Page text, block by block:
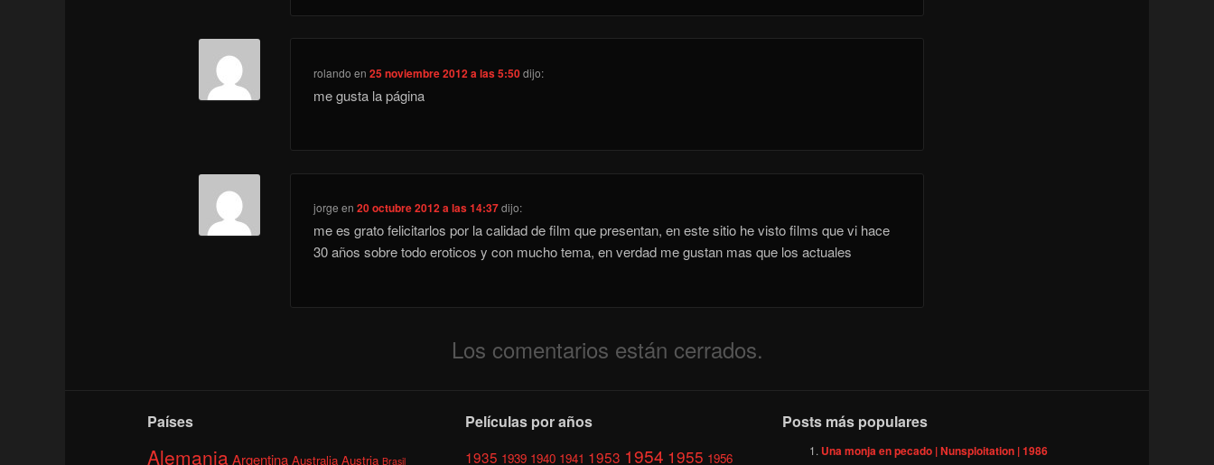
rolando en 25 noviembre 2012 a las 5:50dijo:
me gusta la página
jorge en 20 octubre 2012 a las 14:37dijo:
me es grato felicitarlos por la calidad de film que presentan, en este sitio he visto films que vi hace
30 años sobre todo eroticos y con mucho tema, en verdad me gustan mas que los actuales
Los comentarios están cerrados.
Países
AlemaniaArgentina Australia Austria Brasil
Películas por años
1935 1939 1940 1941 1953 1954 1955 1956
Posts más populares
Una monja en pecado | Nunsploitation | 1986